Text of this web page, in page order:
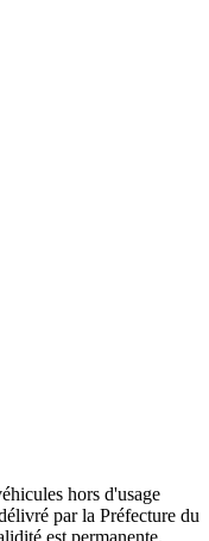
hors d'usage
par la Préfecture du
est permanente.